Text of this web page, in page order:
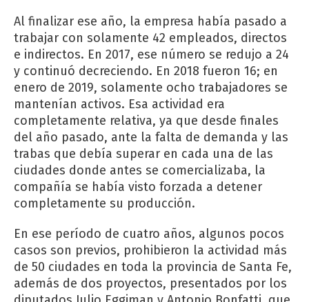
Al finalizar ese año, la empresa había pasado a
trabajar con solamente 42 empleados, directos
e indirectos. En 2017, ese número se redujo a 24
y continuó decreciendo. En 2018 fueron 16; en
enero de 2019, solamente ocho trabajadores se
mantenían activos. Esa actividad era
completamente relativa, ya que desde finales
del año pasado, ante la falta de demanda y las
trabas que debía superar en cada una de las
ciudades donde antes se comercializaba, la
compañía se había visto forzada a detener
completamente su producción.
En ese período de cuatro años, algunos pocos
casos son previos, prohibieron la actividad más
de 50 ciudades en toda la provincia de Santa Fe,
además de dos proyectos, presentados por los